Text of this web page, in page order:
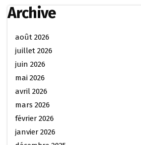
Archive
août 2026
juillet 2026
juin 2026
mai 2026
avril 2026
mars 2026
février 2026
janvier 2026